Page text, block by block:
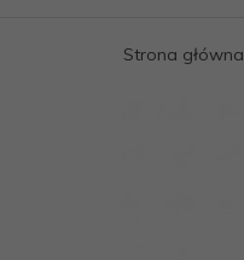
Strona główna